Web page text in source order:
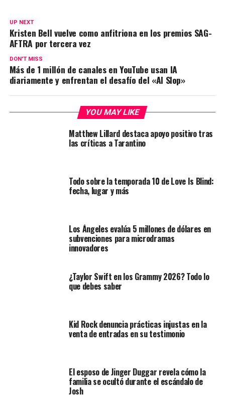
UP NEXT
Kristen Bell vuelve como anfitriona en los premios SAG-
AFTRA por tercera vez
DON'T MISS
Más de 1 millón de canales en YouTube usan IA
diariamente y enfrentan el desafío del «AI Slop»
YOU MAY LIKE
Matthew Lillard destaca apoyo positivo tras
las críticas a Tarantino
Todo sobre la temporada 10 de Love Is Blind:
fecha, lugar y más
Los Ángeles evalúa 5 millones de dólares en
subvenciones para microdramas
innovadores
¿Taylor Swift en los Grammy 2026? Todo lo
que debes saber
Kid Rock denuncia prácticas injustas en la
venta de entradas en su testimonio
El esposo de Jinger Duggar revela cómo la
familia se ocultó durante el escándalo de
Josh